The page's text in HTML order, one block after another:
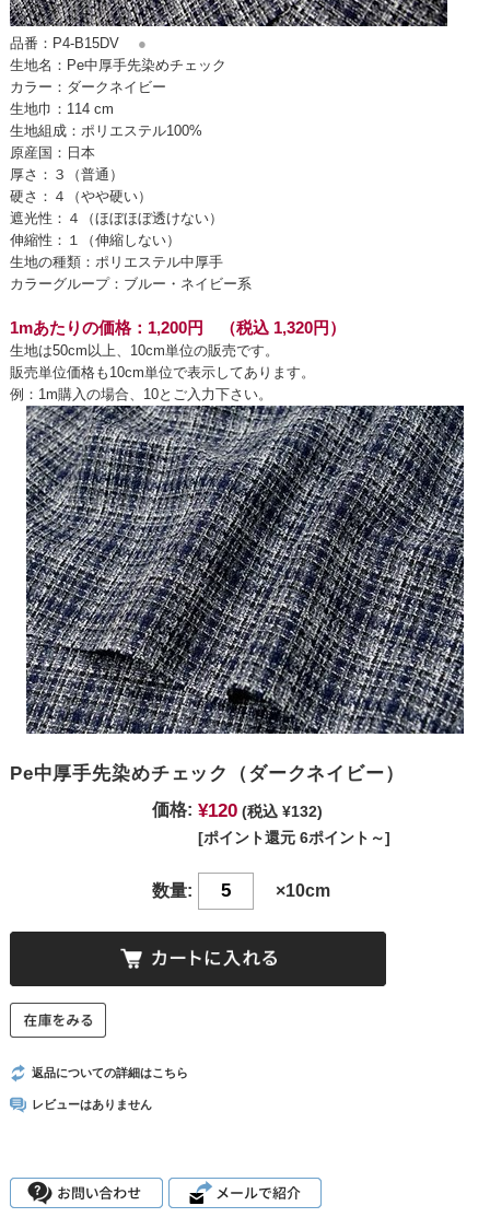
品番：P4-B15DV●
生地名：Pe中厚手先染めチェック
カラー：ダークネイビー
生地巾：114 cm
生地組成：ポリエステル100%
原産国：日本
厚さ：３（普通）
硬さ：４（やや硬い）
遮光性：４（ほぼほぼ透けない）
伸縮性：１（伸縮しない）
生地の種類：ポリエステル中厚手
カラーグループ：ブルー・ネイビー系
1mあたりの価格：1,200円 （税込 1,320円）
生地は50cm以上、10cm単位の販売です。
販売単位価格も10cm単位で表示してあります。
例：1m購入の場合、10とご入力下さい。
Pe中厚手先染めチェック（ダークネイビー）
価格: ¥120 (税込 ¥132)
[ポイント還元 6ポイント～]
数量: ×10cm
返品についての詳細はこちら
レビューはありません